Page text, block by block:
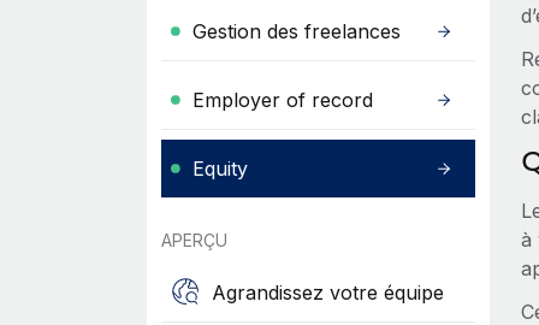
Gestion des freelances
Employer of record
Equity
APERÇU
Agrandissez votre équipe
à